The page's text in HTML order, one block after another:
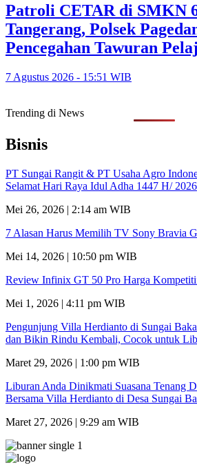
Patroli CETAR di SMKN
Tangerang, Polsek
Pencegahan Tawuran
7 Agustus 2026 - 15:51 WIB
Trending di News
Bisnis
PT Sungai Rangit & PT Usaha Agro
Selamat Hari Raya Idul Adha 1447 H/ 2026
Mei 26, 2026 | 2:14 am WIB
7 Alasan Harus Memilih TV Sony Bravia
Mei 14, 2026 | 10:50 pm WIB
Review Infinix GT 50 Pro Harga
Mei 1, 2026 | 4:11 pm WIB
Pengunjung Villa Herdianto di Sungai
dan Bikin Rindu Kembali, Cocok untuk
Maret 29, 2026 | 1:00 pm WIB
Liburan Anda Dinikmati Suasana Tenang
Bersama Villa Herdianto di Desa Sungai
Maret 27, 2026 | 9:29 am WIB